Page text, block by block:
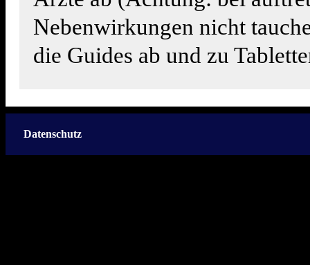
Nebenwirkungen nicht
die Guides ab und zu
Datenschutz